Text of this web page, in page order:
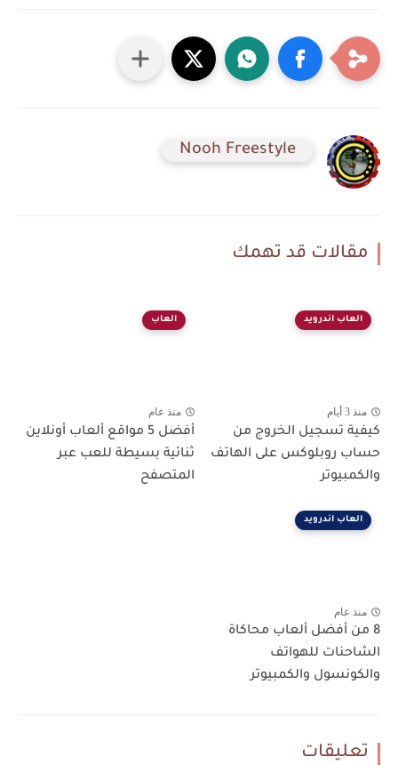
Nooh Freestyle
مقالات قد تهمك
العاب اندرويد
منذ 3 أيام
كيفية تسجيل الخروج من
حساب روبلوكس على الهاتف
والكمبيوتر
العاب
منذ عام
أفضل 5 مواقع ألعاب أونلاين
ثنائية بسيطة للعب عبر
المتصفح
العاب اندرويد
منذ عام
8 من أفضل ألعاب محاكاة
الشاحنات للهواتف
والكونسول والكمبيوتر
تعليقات